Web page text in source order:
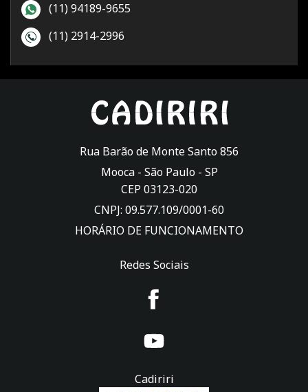
(11) 94189-9655
(11) 2914-2996
Rua Barão de Monte Santo 856
Mooca - São Paulo- SP
CEP 03123-020
CNPJ: 09.577.109/0001-60
HORÁRIO DE FUNCIONAMENTO
Redes Sociais
Cadiriri